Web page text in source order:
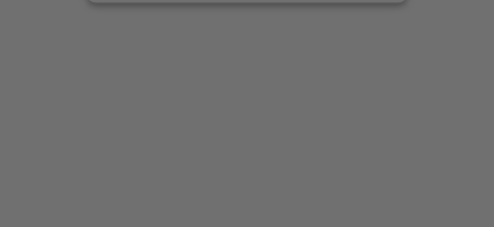
anzusehen.